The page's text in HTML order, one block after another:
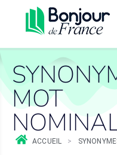
MOT
ACCUEIL >